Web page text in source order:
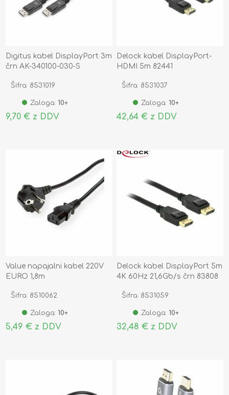
Digitus kabel DisplayPort 3m
črn AK-340100-030-S
Šifra: 8531019
Zaloga: 10+
9,70 € z DDV
Delock kabel DisplayPort-
HDMI 5m 82441
Šifra: 8531037
Zaloga: 10+
42,64 € z DDV
Value napajalni kabel 220V
EURO 1,8m
Šifra: 8510062
Zaloga: 10+
5,49 € z DDV
Delock kabel DisplayPort 5m
4K 60Hz 21,6Gb/s črn 83808
Šifra: 8531059
Zaloga: 10+
32,48 € z DDV